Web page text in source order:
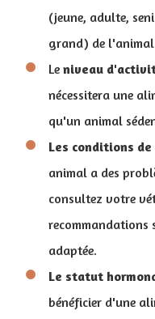
(jeune, adulte,
grand) de
Le niveau
nécessitera une
qu'un animal
Les conditions
animal a des
consultez votre
recommandations
adaptée.
Le statut
bénéficier d'une